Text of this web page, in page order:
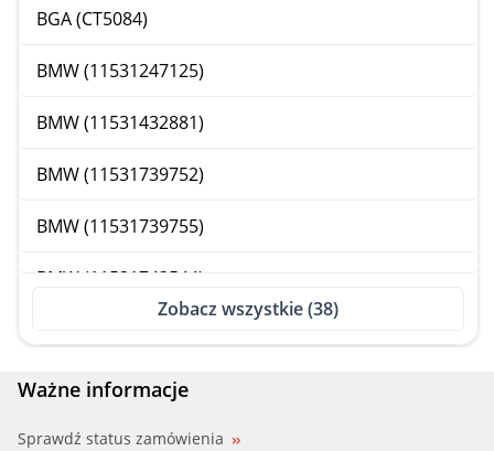
BGA (CT5084)
BMW (11531247125)
BMW (11531432881)
BMW (11531739752)
BMW (11531739755)
BMW (11531743544)
CALORSTAT (20171.95)
DELPHI (TMS1387)
Zobacz wszystkie (38)
Ważne informacje
Sprawdź status zamówienia